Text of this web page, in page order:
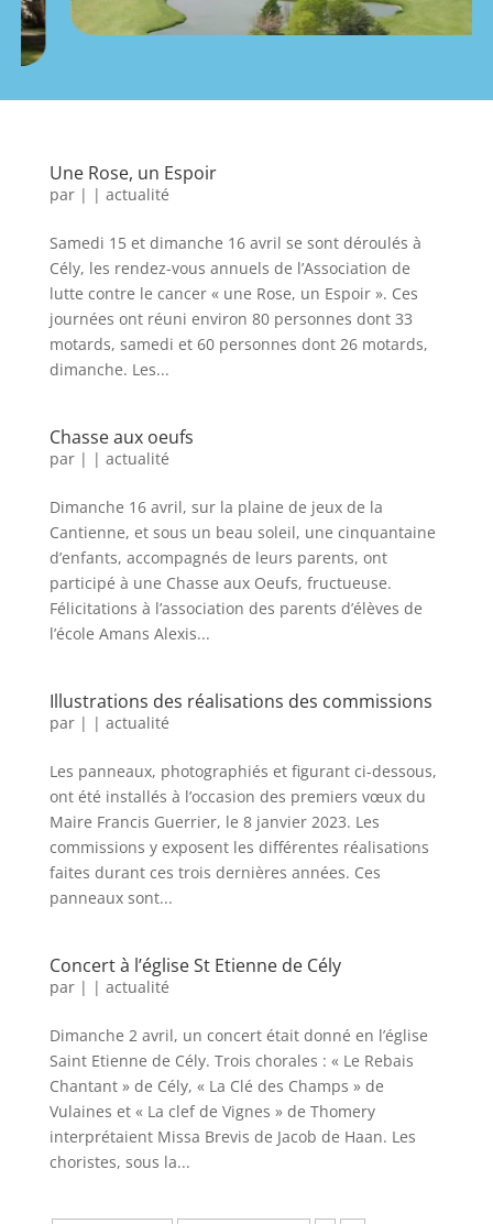
Une Rose, un Espoir
par | | actualité
Samedi 15 et dimanche 16 avril se sont déroulés à
Cély, les rendez-vous annuels de l’Association de
lutte contre le cancer « une Rose, un Espoir ». Ces
journées ont réuni environ 80 personnes dont 33
motards, samedi et 60 personnes dont 26 motards,
dimanche. Les...
Chasse aux oeufs
par | | actualité
Dimanche 16 avril, sur la plaine de jeux de la
Cantienne, et sous un beau soleil, une cinquantaine
d’enfants, accompagnés de leurs parents, ont
participé à une Chasse aux Oeufs, fructueuse.
Félicitations à l’association des parents d’élèves de
l’école Amans Alexis...
Illustrations des réalisations des commissions
par | | actualité
Les panneaux, photographiés et figurant ci-dessous,
ont été installés à l’occasion des premiers vœux du
Maire Francis Guerrier, le 8 janvier 2023. Les
commissions y exposent les différentes réalisations
faites durant ces trois dernières années. Ces
panneaux sont...
Concert à l’église St Etienne de Cély
par | | actualité
Dimanche 2 avril, un concert était donné en l’église
Saint Etienne de Cély. Trois chorales : « Le Rebais
Chantant » de Cély, « La Clé des Champs » de
Vulaines et « La clef de Vignes » de Thomery
interprétaient Missa Brevis de Jacob de Haan. Les
choristes, sous la...